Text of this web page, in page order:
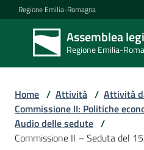
Vai al contenuto
Vai alla navigazione
Vai al footer
Regione Emilia-Romagna
Assemblea
Regione Emilia-
Assemblea
legislativa
Regione Emilia-
Assemblea
Home / Attività / Attività
Commissione II: Politiche
Audio delle sedute /
Commissione II – Seduta del